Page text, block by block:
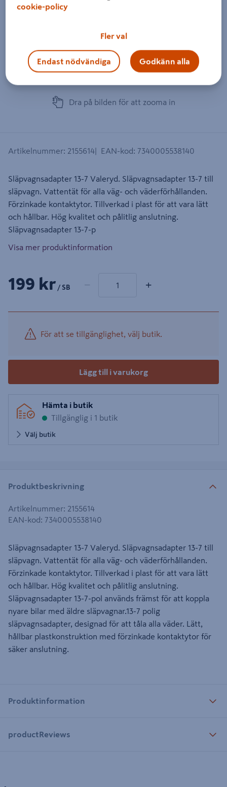
Dra på bilden för att zooma in
Artikelnummer: 2155614 EAN-kod: 7340005538140
Släpvagnsadapter 13-7 Valeryd. Släpvagnsadapter 13-7 till
släpvagn. Vattentät för alla väg- och väderförhållanden.
Förzinkade kontaktytor. Tillverkad i plast för att vara lätt
och hållbar. Hög kvalitet och pålitlig anslutning.
Släpvagnsadapter 13-7-p
Visa mer produktinformation
199 kr / SB − +
För att se tillgänglighet, välj butik.
Lägg till i varukorg
Hämta i butik
Tillgänglig i 1 butik
Välj butik
Produktbeskrivning
Artikelnummer: 2155614
EAN-kod: 7340005538140
Släpvagnsadapter 13-7 Valeryd. Släpvagnsadapter 13-7 till
släpvagn. Vattentät för alla väg- och väderförhållanden.
Förzinkade kontaktytor. Tillverkad i plast för att vara lätt
och hållbar. Hög kvalitet och pålitlig anslutning.
Släpvagnsadapter 13-7-pol används främst för att koppla
nyare bilar med äldre släpvagnar.13-7 polig
släpvagnsadapter, designad för att tåla alla väder. Lätt,
hållbar plastkonstruktion med förzinkade kontaktytor för
säker anslutning.
Produktinformation
productReviews
cookie-policy
Fler val
Endast nödvändiga Godkänn alla